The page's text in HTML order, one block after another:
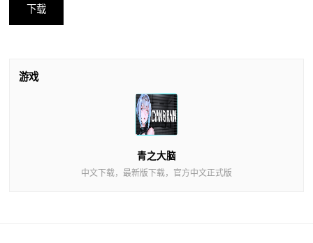
下载
游戏
青之大脑
中文下载，最新版下载，官方中文正式版